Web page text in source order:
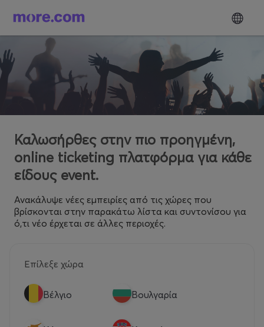
Καλωσήρθες στην πιο προηγμένη,
online ticketing πλατφόρμα για κάθε
είδους event.
Ανακάλυψε νέες εμπειρίες από τις χώρες που
βρίσκονται στην παρακάτω λίστα και συντονίσου για
ό,τι νέο έρχεται σε άλλες περιοχές.
Επίλεξε χώρα
Βέλγιο Βουλγαρία